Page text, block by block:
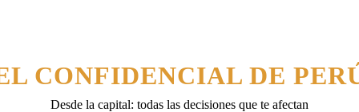
CONFIDENCIAL DE
Desde la capital: todas las decisiones que te afectan